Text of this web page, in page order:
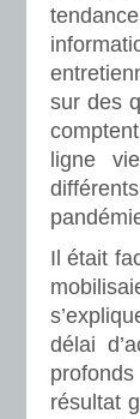
sur des
ligne
Il était
délai
résultat